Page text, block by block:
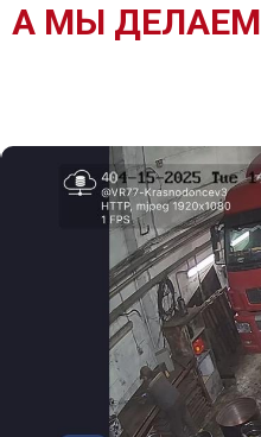
А МЫ ДЕЛАЕМ